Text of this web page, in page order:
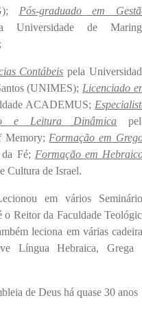
Pós-graduado em
Universidade de
Contábeis pela
(UNIMES); Licenciado
ACADEMUS;
e Leitura Dinâmica
Memory; Formação em
Fé; Formação em
Cultura de Israel.
em vários
o Reitor da Faculdade
leciona em várias
Língua Hebraica, Grega
de Deus há quase 30 anos